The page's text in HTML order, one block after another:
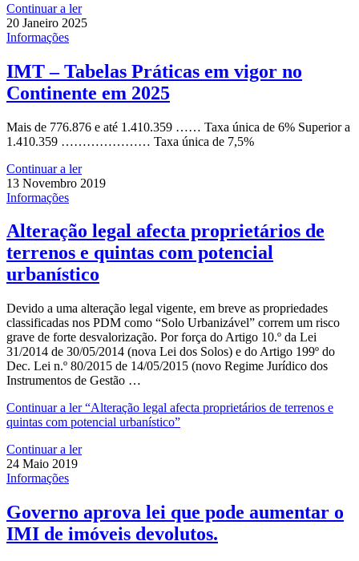
Continuar a ler
20 Janeiro 2025
Informações
IMT – Tabelas Práticas em vigor no
Continente em 2025
Mais de 776.876 e até 1.410.359 …… Taxa única de 6% Superior a
1.410.359 ………………… Taxa única de 7,5%
Continuar a ler
13 Novembro 2019
Informações
Alteração legal afecta proprietários de
terrenos e quintas com potencial
urbanístico
Devido a uma alteração legal vigente, em breve as propriedades
classificadas nos PDM como “Solo Urbanizável” correm um risco
grave de forte desvalorização. Por força do Artigo 10.º da Lei
31/2014 de 30/05/2014 (nova Lei dos Solos) e do Artigo 199º do
Dec. Lei n.º 80/2015 de 14/05/2015 (novo Regime Jurídico dos
Instrumentos de Gestão …
Continuar a ler“Alteração legal afecta proprietários de terrenos e
quintas com potencial urbanístico”
Continuar a ler
24 Maio 2019
Informações
Governo aprova lei que pode aumentar o
IMI de imóveis devolutos.